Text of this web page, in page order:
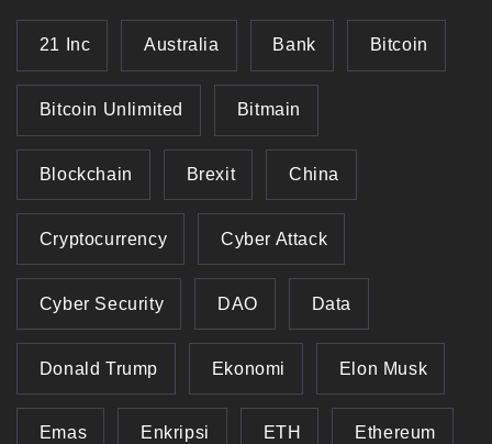
21 Inc Australia Bank Bitcoin
Bitcoin Unlimited Bitmain
Blockchain Brexit China
Cryptocurrency Cyber Attack
Cyber Security DAO Data
Donald Trump Ekonomi Elon Musk
Emas Enkripsi ETH Ethereum